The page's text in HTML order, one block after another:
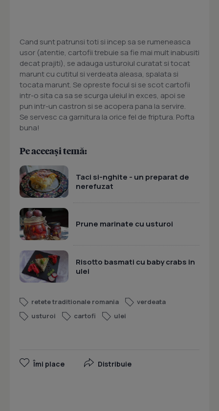
Cand sunt patrunsi toti si incep sa se rumeneasca
usor (atentie, cartofii trebuie sa fie mai mult inabusiti
decat prajiti), se adauga usturoiul curatat si tocat
marunt cu cutitul si verdeata aleasa, spalata si
tocata marunt. Se opreste focul si se scot cartofii
intr-o sita ca sa se scurga uleiul in exces, apoi se
pun intr-un castron si se acopera pana la servire.
Se servesc ca garnitura la orice fel de friptura. Pofta
buna!
Pe aceeași temă:
Taci si-nghite - un preparat de
nerefuzat
Prune marinate cu usturoi
Risotto basmati cu baby crabs in
ulei
retete traditionale romania
verdeata
usturoi
cartofi ulei
Îmi place Distribuie